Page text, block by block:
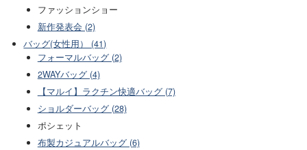
ファッションショー
新作発表会 (2)
バッグ(女性用） (41)
フォーマルバッグ (2)
2WAYバッグ (4)
【マルイ】ラクチン快適バッグ (7)
ショルダーバッグ (28)
ポシェット
布製カジュアルバッグ (6)